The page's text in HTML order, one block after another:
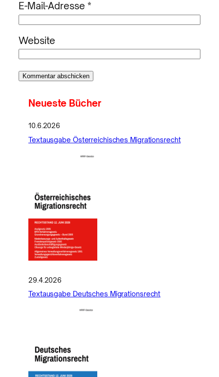
E-Mail-Adresse *
Website
Neueste Bücher
10.6.2026
Textausgabe Österreichisches Migrationsrecht
29.4.2026
Textausgabe Deutsches Migrationsrecht